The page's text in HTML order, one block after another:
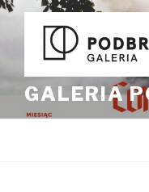
Przeskocz
GALERIA